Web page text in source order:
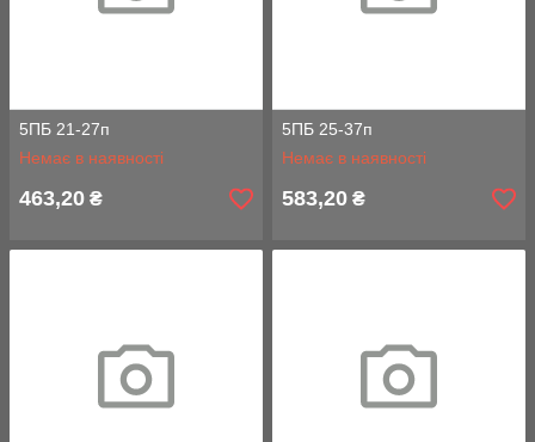
5ПБ 21-27п
Немає в наявності
463,20 ₴
5ПБ 25-37п
Немає в наявності
583,20 ₴